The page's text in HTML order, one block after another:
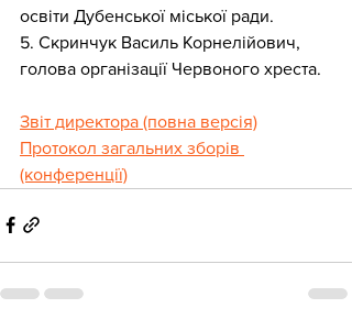
освіти Дубенської міської ради.
5. Скринчук Василь Корнелійович,
голова організації Червоного хреста.
Звіт директора (повна версія)
Протокол загальних зборів
(конференції)